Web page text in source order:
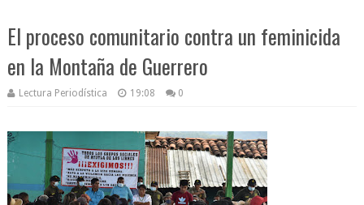
El proceso comunitario contra un feminicida
en la Montaña de Guerrero
Lectura Periodística 19:08 0